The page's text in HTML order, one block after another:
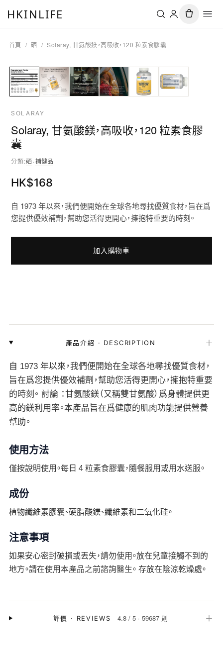
HKINLIFE
首頁 / 硒 / Solaray, 甘氨酸鎂，高吸收，120 粒素食膠囊
SOLARAY
Solaray, 甘氨酸鎂，高吸收，120 粒素食膠
囊
分類:硒·補健品
HK$168
自 1973 年以來，我們便開始在全球各地尋找優質食材，旨在爲
您提供優效補劑，幫助您活得更開心，擁抱特重要的時刻。
加入購物車
產品介紹 · DESCRIPTION ＋
自 1973 年以來，我們便開始在全球各地尋找優質食材，
旨在爲您提供優效補劑，幫助您活得更開心，擁抱特重要
的時刻。 討論 ：甘氨酸鎂（又稱雙甘氨酸）爲身體提供更
高的鎂利用率。本產品旨在爲健康的肌肉功能提供營養
幫助。
使用方法
僅按說明使用。每日 4 粒素食膠囊，隨餐服用或用水送服。
成份
植物纖維素膠囊、硬脂酸鎂、纖維素和二氧化硅。
注意事項
如果安心密封破損或丟失，請勿使用。放在兒童接觸不到的
地方。請在使用本產品之前諮詢醫生。 存放在陰涼乾燥處。
評價 · REVIEWS 4.8 /5 ·59687 則 ＋